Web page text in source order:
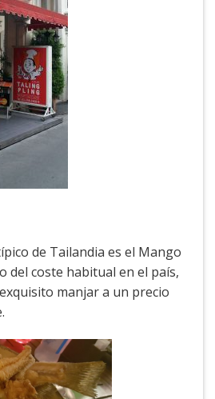
de Tailandia es el Mango
del coste habitual en el país,
manjar a un precio